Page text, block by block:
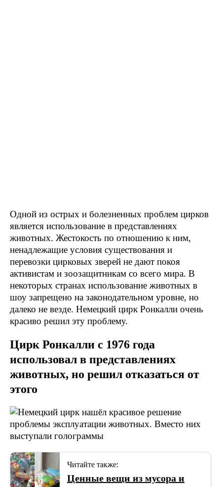
Одной из острых и болезненных проблем цирков
является использование в представлениях
животных. Жестокость по отношению к ним,
ненадлежащие условия существования и
перевозки цирковых зверей не дают покоя
активистам и зоозащитникам со всего мира. В
некоторых странах использование животных в
шоу запрещено на законодательном уровне, но
далеко не везде. Немецкий цирк Ронкалли очень
красиво решил эту проблему.
Цирк Ронкалли с 1976 года
использовал в представлениях
животных, но решил отказаться от
этого
Читайте также:
Ценные вещи из мусора и